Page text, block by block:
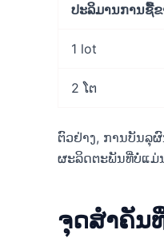
ປະລິມານການຊື້
1 lot
2 ໂຕ
ຕົວຢ່າງ, ການບັນລຸ
ຜະລິດຕະພັນທີ່ບໍ່ແມ່
ຈຸດສໍາຄັນ